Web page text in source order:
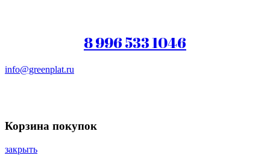
8 996 533 1046
info@greenplat.ru
Корзина покупок
закрыть